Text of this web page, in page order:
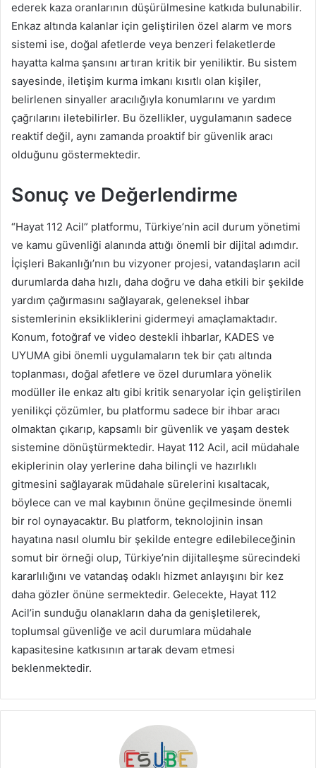
ederek kaza oranlarının düşürülmesine katkıda bulunabilir.
Enkaz altında kalanlar için geliştirilen özel alarm ve mors
sistemi ise, doğal afetlerde veya benzeri felaketlerde
hayatta kalma şansını artıran kritik bir yeniliktir. Bu sistem
sayesinde, iletişim kurma imkanı kısıtlı olan kişiler,
belirlenen sinyaller aracılığıyla konumlarını ve yardım
çağrılarını iletebilirler. Bu özellikler, uygulamanın sadece
reaktif değil, aynı zamanda proaktif bir güvenlik aracı
olduğunu göstermektedir.
Sonuç ve Değerlendirme
“Hayat 112 Acil” platformu, Türkiye’nin acil durum yönetimi
ve kamu güvenliği alanında attığı önemli bir dijital adımdır.
İçişleri Bakanlığı’nın bu vizyoner projesi, vatandaşların acil
durumlarda daha hızlı, daha doğru ve daha etkili bir şekilde
yardım çağırmasını sağlayarak, geleneksel ihbar
sistemlerinin eksikliklerini gidermeyi amaçlamaktadır.
Konum, fotoğraf ve video destekli ihbarlar, KADES ve
UYUMA gibi önemli uygulamaların tek bir çatı altında
toplanması, doğal afetlere ve özel durumlara yönelik
modüller ile enkaz altı gibi kritik senaryolar için geliştirilen
yenilikçi çözümler, bu platformu sadece bir ihbar aracı
olmaktan çıkarıp, kapsamlı bir güvenlik ve yaşam destek
sistemine dönüştürmektedir. Hayat 112 Acil, acil müdahale
ekiplerinin olay yerlerine daha bilinçli ve hazırlıklı
gitmesini sağlayarak müdahale sürelerini kısaltacak,
böylece can ve mal kaybının önüne geçilmesinde önemli
bir rol oynayacaktır. Bu platform, teknolojinin insan
hayatına nasıl olumlu bir şekilde entegre edilebileceğinin
somut bir örneği olup, Türkiye’nin dijitalleşme sürecindeki
kararlılığını ve vatandaş odaklı hizmet anlayışını bir kez
daha gözler önüne sermektedir. Gelecekte, Hayat 112
Acil’in sunduğu olanakların daha da genişletilerek,
toplumsal güvenliğe ve acil durumlara müdahale
kapasitesine katkısının artarak devam etmesi
beklenmektedir.